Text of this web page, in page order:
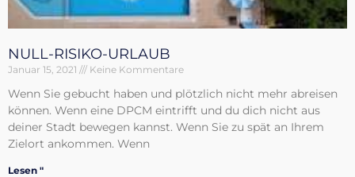
NULL-RISIKO-URLAUB
Januar 15, 2021 Keine Kommentare
Wenn Sie gebucht haben und plötzlich nicht mehr abreisen
können. Wenn eine DPCM eintrifft und du dich nicht aus
deiner Stadt bewegen kannst. Wenn Sie zu spät an Ihrem
Zielort ankommen. Wenn
Lesen "